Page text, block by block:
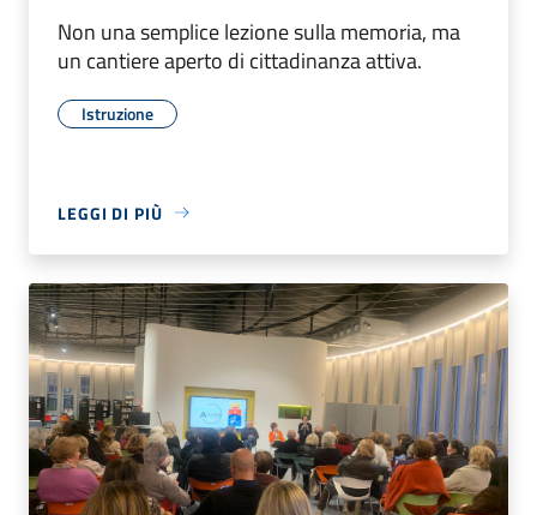
Non una semplice lezione sulla memoria, ma
un cantiere aperto di cittadinanza attiva.
Istruzione
LEGGI DI PIÙ